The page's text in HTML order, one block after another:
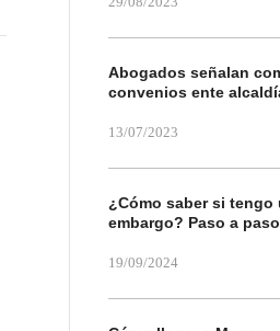
Abogados señalan
convenios ente
13/07/2023
¿Cómo saber si tengo
embargo? Paso a
19/09/2024